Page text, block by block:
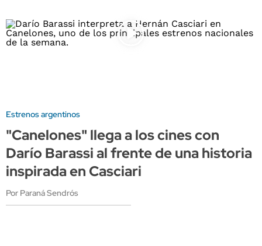
Estrenos argentinos
"Canelones" llega a los cines con
Darío Barassi al frente de una historia
inspirada en Casciari
Por Paraná Sendrós